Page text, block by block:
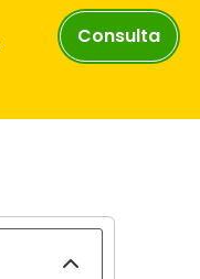
Consulta